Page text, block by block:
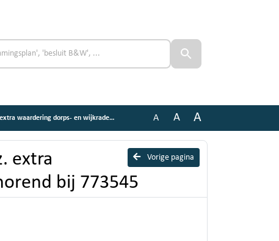
dorps- en wijkraden, behorend bij 773545 A A A
Vorige pagina
extra
bij 773545